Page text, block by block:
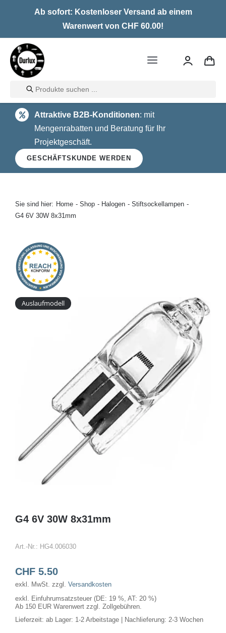
Ab sofort: Kostenloser Versand ab einem
Warenwert von CHF 60.00!
Toggle
Home
LED
Halogen
Glühlampen
Kontakt
Onlineshop
Products
search
Attraktive B2B-Konditionen: mit
Mengenrabatten und Beratung für Ihr
Projektgeschäft.
GESCHÄFTSKUNDE WERDEN
Sie sind hier: Home Shop Halogen
Stiftsockellampen
G4 6V 30W 8x31mm
Auslaufmodell
G4 6V 30W 8x31mm
Art.-Nr.: HG4.006030
CHF5.50
exkl. MwSt. zzgl. Versandkosten
exkl. Einfuhrumsatzsteuer (DE: 19 %, AT: 20 %)
Ab 150 EUR Warenwert zzgl. Zollgebühren.
Lieferzeit: ab Lager: 1-2 Arbeitstage | Nachlieferung: 2-3 Wochen